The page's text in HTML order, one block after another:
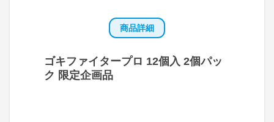
商品詳細
ゴキファイタープロ 12個入 2個パッ
ク 限定企画品